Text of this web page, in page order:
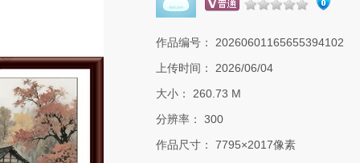
作品编号：
20260601165655394102
上传时间：
2026/06/04
大小：
260.73 M
分辨率：
300
作品尺寸：
7795×2017像素